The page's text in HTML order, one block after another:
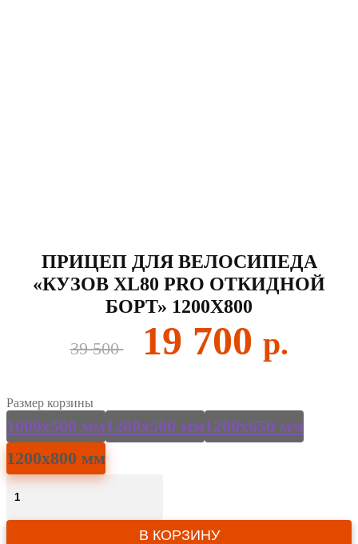
ПРИЦЕП ДЛЯ ВЕЛОСИПЕДА
«КУЗОВ XL80 PRO ОТКИДНОЙ
БОРТ» 1200Х800
39 500
Первоначальная
цена
39
500 ₽.
19 700
цена:
700 ₽.
Размер корзины
1000х500 мм1200х500 мм1200х650 мм
1200х800 мм
Количество
товара
для
В КОРЗИНУ